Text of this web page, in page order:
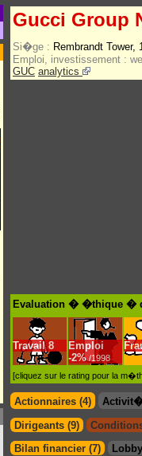
Gucci Group
Si�ge : Rembrandt
Emploi, investissement :
GUC analytics
Evaluation � �thique �
Travail 8
Emploi
-2% /1998
[cliquez sur le rating pour la
Actionnaires (4)
Dirigeants (9)
Bilan financier (7)